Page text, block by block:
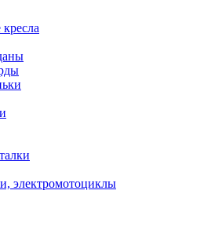
электромотоциклы